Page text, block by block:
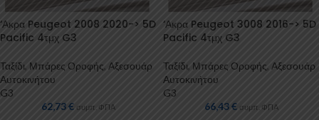
‘Ακρα Peugeot 2008 2020-> 5D
Pacific 4τμχ G3
Ταξίδι, Μπάρες Οροφής, Αξεσουάρ
Αυτοκινήτου
G3
62,73€ συμπ. ΦΠΑ
‘Ακρα Peugeot 3008 2016-> 5D
Pacific 4τμχ G3
Ταξίδι, Μπάρες Οροφής, Αξεσουάρ
Αυτοκινήτου
G3
66,43€ συμπ. ΦΠΑ